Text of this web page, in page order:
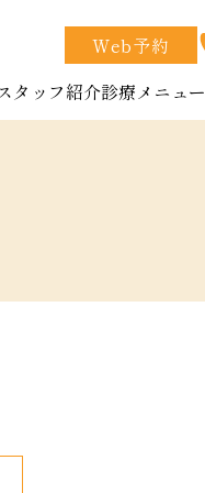
Web予約
タッフ紹介診療メニュー